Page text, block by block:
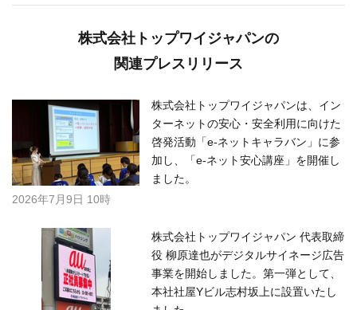
株式会社トップワイジャパンの
関連プレスリリース
株式会社トップワイジャパンは、イン
ターネットの安心・安全利用に向けた
啓発活動「e-ネットキャラバン」に参
加し、「e-ネット安心講座」を開催し
ました。
2026年7月9日 10時
株式会社トップワイジャパン 代表取締
役 柳原達也がデジタルサイネージ広告
事業を開始しました。第一弾として、
本社社屋Yビル志村坂上に設置いたし